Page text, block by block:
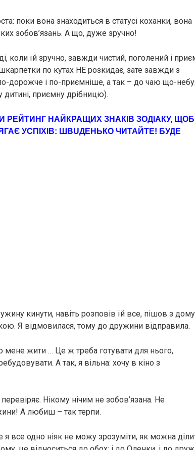
поки вона знаходиться в статусі коханки, вона
зобов’язань. А що, дуже зручно!
коли їй зручно, завжди чистий, поголений і
по кутах НЕ розкидає, зате завжди з
дорожче і по-приємніше, а так – до чаю що-
приємну дрібницю).
РЕЙТИНГ НАЙКРАЩИХ ЗНАКІВ ЗОДІАКУ, ЩOБ
УСПІХІВ: ШВUДEНЬКО ЧИТАЙТЕ! БУДЕ
кинути, навіть розповів їй все, пішов з
Я відмовилася, тому до дружини відправила.
мене жити … Це ж треба готувати для нього,
А так, я вільна: хочу в кіно з
Нікому нічим не зобов’язана. Не
А любиш – так терпи.
все одно ніяк не можу зрозуміти, як можна